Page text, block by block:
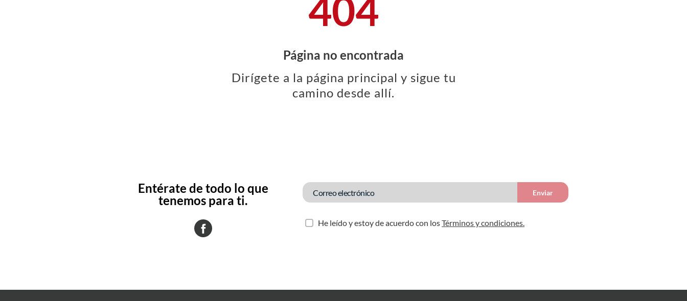
404
Página no encontrada
Dirígete a la página principal y sigue tu
camino desde allí.
Entérate de todo lo que
tenemos para ti.
Enviar
He leído y estoy de acuerdo con losTérminos y condiciones.